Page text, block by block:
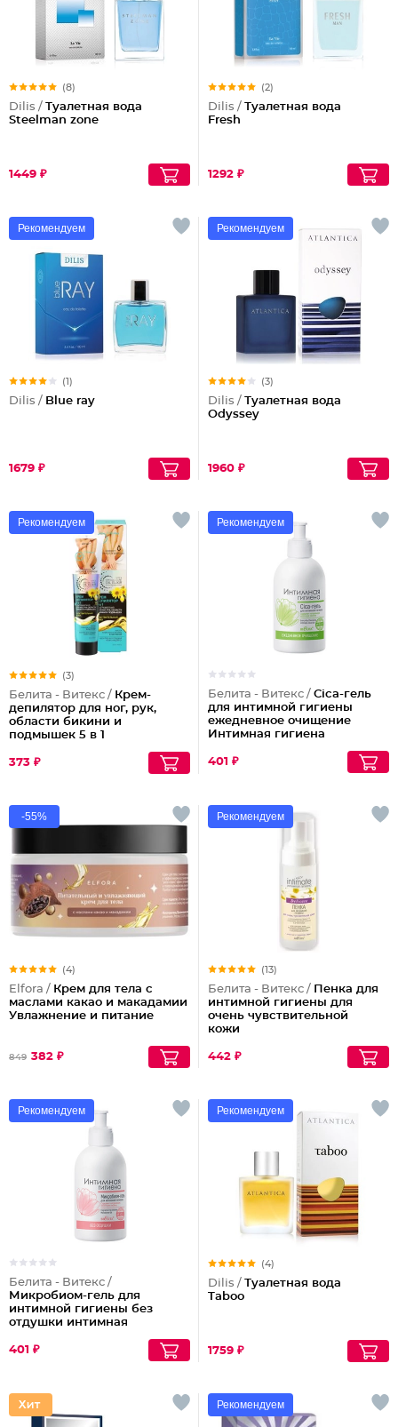
(8)
Dilis / Туалетная вода
Steelman zone
1449 ₽
(2)
Dilis / Туалетная вода
Fresh
1292 ₽
Рекомендуем
(1)
Dilis / Blue ray
1679 ₽
Рекомендуем
(3)
Dilis / Туалетная вода
Odyssey
1960 ₽
Рекомендуем
(3)
Белита - Витекс / Крем-
депилятор для ног, рук,
области бикини и
подмышек 5 в 1
373 ₽
Рекомендуем
Белита - Витекс / Cica-гель
для интимной гигиены
ежедневное очищение
Интимная гигиена
401 ₽
-55%
(4)
Elfora / Крем для тела с
маслами какао и макадамии
Увлажнение и питание
849 382 ₽
Рекомендуем
(13)
Белита - Витекс / Пенка для
интимной гигиены для
очень чувствительной
кожи
442 ₽
Рекомендуем
Белита - Витекс /
Микробиом-гель для
интимной гигиены без
отдушки интимная
401 ₽
Рекомендуем
(4)
Dilis / Туалетная вода
Taboo
1759 ₽
Рекомендуем